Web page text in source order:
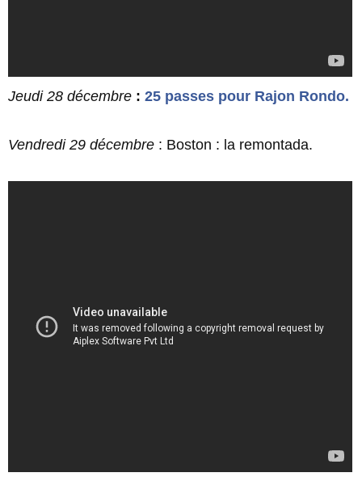
Jeudi 28 décembre : 25 passes pour Rajon Rondo.
Vendredi 29 décembre : Boston : la remontada.